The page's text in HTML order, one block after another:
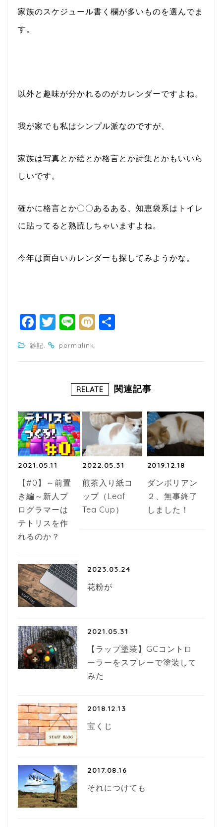
家族のスケジュール書く欄が多いものを選んでま
す。
以外と趣味が分かれるのがカレンダーですよね。
我が家でも私はシンプル派なのですが、
家族は写真とか絵とか格言とか詩集とかもいいら
しいです。
確かに格言とか〇〇あるある、知恵袋系はトイレ
に貼ってると熟読しちゃいますよね。
今年は面白いカレンダーも探してみようかな。
F
a
c
o
k
T
itt
Li
n
e
M
雑記. permalink.
RELATE 関連記事
2021.05.11
【#0】～前置
き編～新人プ
ログラマーは
テトリスを作
れるのか？
2022.05.31
煎茶入り紙コ
ップ（Leaf
Tea Cup）
2019.12.18
ダンボリアン
２、無事終了
しました！
2023.03.24
花粉が
2021.05.31
【ラップ塗装】GCコントロ
ーラーをスプレーで塗装して
みた
2018.12.13
宝くじ
2017.08.16
それにつけても